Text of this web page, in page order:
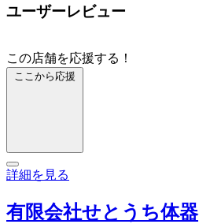
ユーザーレビュー
この店舗を応援する！
ここから応援
詳細を見る
有限会社せとうち体器